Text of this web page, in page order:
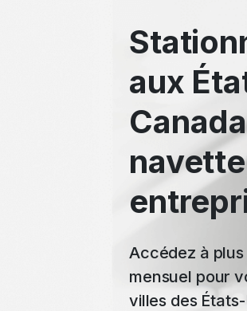
aux
Accédez à
mensuel pour
villes des